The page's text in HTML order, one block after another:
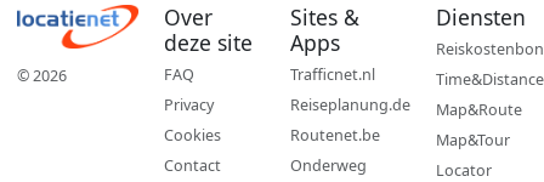
© 2026
Over
deze site
FAQ
Privacy
Cookies
Contact
Sites &
Apps
Trafficnet.nl
Reiseplanung.de
Routenet.be
Onderweg
Diensten
Reiskostenbon
Time&Distance
Map&Route
Map&Tour
Locator